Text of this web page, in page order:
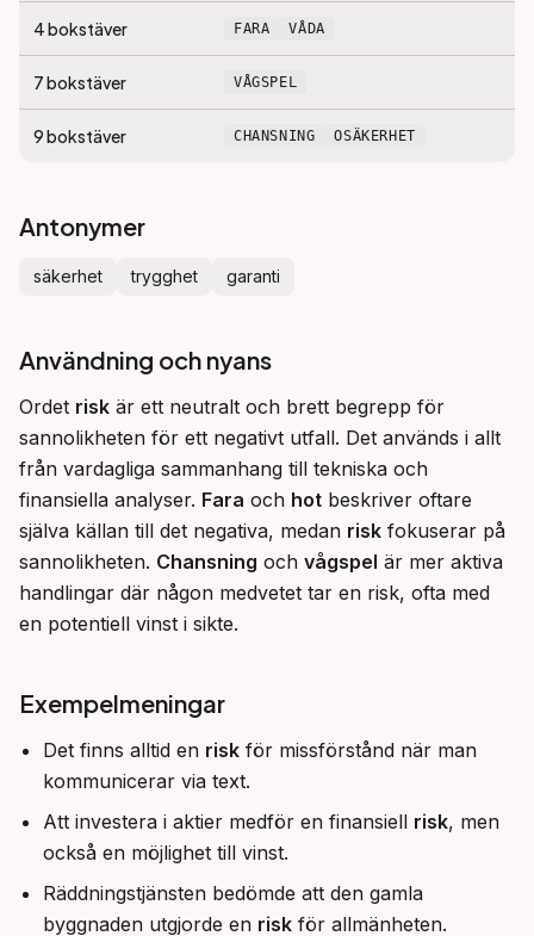
4bokstäver FARA VÅDA
7bokstäver VÅGSPEL
9bokstäver CHANSNING OSÄKERHET
Antonymer
säkerhet trygghet garanti
Användning och nyans
Ordet risk är ett neutralt och brett begrepp för
sannolikheten för ett negativt utfall. Det används i allt
från vardagliga sammanhang till tekniska och
finansiella analyser. Fara och hot beskriver oftare
själva källan till det negativa, medan risk fokuserar på
sannolikheten. Chansning och vågspel är mer aktiva
handlingar där någon medvetet tar en risk, ofta med
en potentiell vinst i sikte.
Exempelmeningar
Det finns alltid en risk för missförstånd när man
kommunicerar via text.
Att investera i aktier medför en finansiell risk, men
också en möjlighet till vinst.
Räddningstjänsten bedömde att den gamla
byggnaden utgjorde en risk för allmänheten.